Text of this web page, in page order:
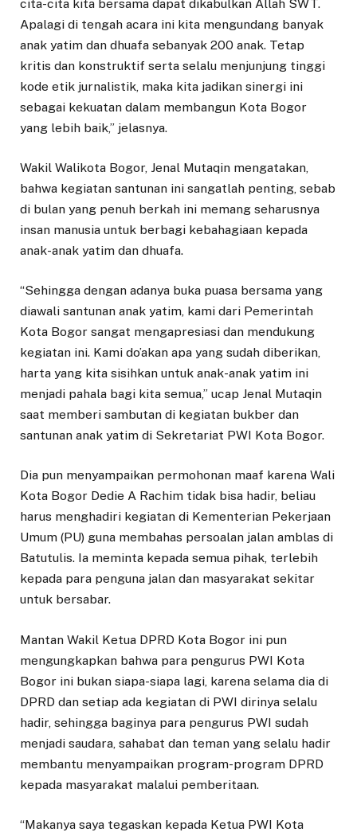
cita-cita kita bersama dapat dikabulkan Allah SWT.
Apalagi di tengah acara ini kita mengundang banyak
anak yatim dan dhuafa sebanyak 200 anak. Tetap
kritis dan konstruktif serta selalu menjunjung tinggi
kode etik jurnalistik, maka kita jadikan sinergi ini
sebagai kekuatan dalam membangun Kota Bogor
yang lebih baik,” jelasnya.
Wakil Walikota Bogor, Jenal Mutaqin mengatakan,
bahwa kegiatan santunan ini sangatlah penting, sebab
di bulan yang penuh berkah ini memang seharusnya
insan manusia untuk berbagi kebahagiaan kepada
anak-anak yatim dan dhuafa.
“Sehingga dengan adanya buka puasa bersama yang
diawali santunan anak yatim, kami dari Pemerintah
Kota Bogor sangat mengapresiasi dan mendukung
kegiatan ini. Kami do’akan apa yang sudah diberikan,
harta yang kita sisihkan untuk anak-anak yatim ini
menjadi pahala bagi kita semua,” ucap Jenal Mutaqin
saat memberi sambutan di kegiatan bukber dan
santunan anak yatim di Sekretariat PWI Kota Bogor.
Dia pun menyampaikan permohonan maaf karena Wali
Kota Bogor Dedie A Rachim tidak bisa hadir, beliau
harus menghadiri kegiatan di Kementerian Pekerjaan
Umum (PU) guna membahas persoalan jalan amblas di
Batutulis. Ia meminta kepada semua pihak, terlebih
kepada para penguna jalan dan masyarakat sekitar
untuk bersabar.
Mantan Wakil Ketua DPRD Kota Bogor ini pun
mengungkapkan bahwa para pengurus PWI Kota
Bogor ini bukan siapa-siapa lagi, karena selama dia di
DPRD dan setiap ada kegiatan di PWI dirinya selalu
hadir, sehingga baginya para pengurus PWI sudah
menjadi saudara, sahabat dan teman yang selalu hadir
membantu menyampaikan program-program DPRD
kepada masyarakat malalui pemberitaan.
“Makanya saya tegaskan kepada Ketua PWI Kota